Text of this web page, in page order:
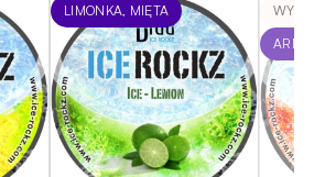
LIMONKA, MIĘTA